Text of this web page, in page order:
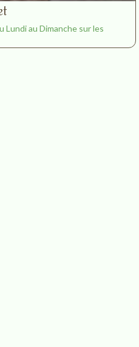
Lundi au Dimanche sur les